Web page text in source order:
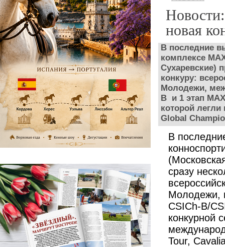
новая
В последние
комплексе
Сухаревские)
конкуру:
Молодежи,
B и 1 этап
которой
Global
В
сразу
Молодежи,
CSICh-B/
конкурной
Tour,